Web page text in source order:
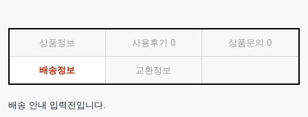
상품정보 사용후기 0 상품문의0
배송정보 교환정보
배송 안내 입력전입니다.